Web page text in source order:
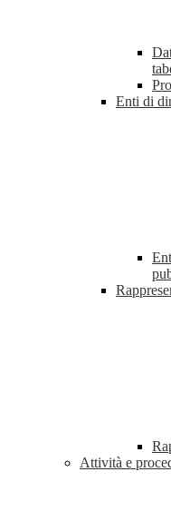
Enti di
Attività e